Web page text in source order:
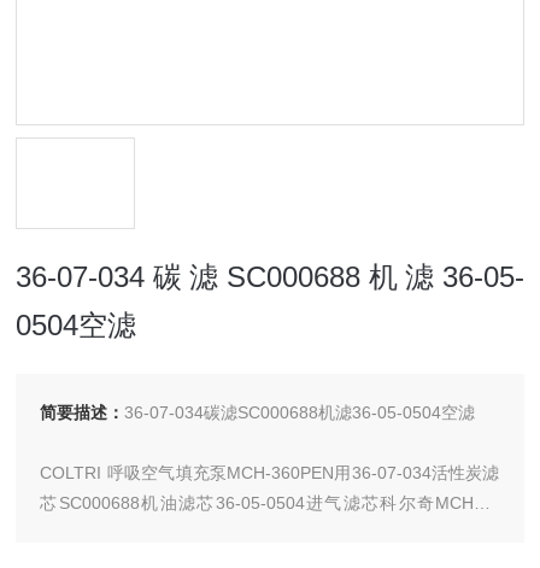
36-07-034碳滤SC000688机滤36-05-
0504空滤
简要描述：36-07-034碳滤SC000688机滤36-05-0504空滤
COLTRI 呼吸空气填充泵MCH-360PEN用36-07-034活性炭滤
芯SC000688机油滤芯36-05-0504进气滤芯科尔奇MCH36-